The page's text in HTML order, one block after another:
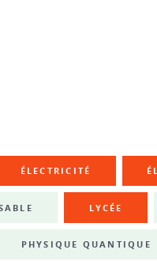
ÉLECTRICITÉ
LYCÉE
PHYSIQUE QUANTIQUE